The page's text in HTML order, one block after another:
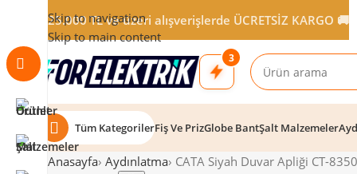
Skip to navigation
Skip to main content
3
Tüm KategorilerFiş Ve PrizGlobe BantŞalt Malzemeler
Anasayfa› Aydınlatma› CATA Siyah Duvar Apliği CT-8350
25.000 TL ve üzeri alışverişlerde ÜCRETSİZ KARGO 🚚